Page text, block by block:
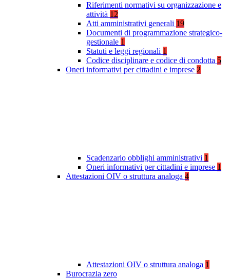
Riferimenti normativi su organizzazione e
attività 12
Atti amministrativi generali 19
Documenti di programmazione strategico-
gestionale 1
Statuti e leggi regionali 1
Codice disciplinare e codice di condotta 5
Oneri informativi per cittadini e imprese 2
Scadenzario obblighi amministrativi 1
Oneri informativi per cittadini e imprese 1
Attestazioni OIV o struttura analoga 4
Attestazioni OIV o struttura analoga 1
Burocrazia zero